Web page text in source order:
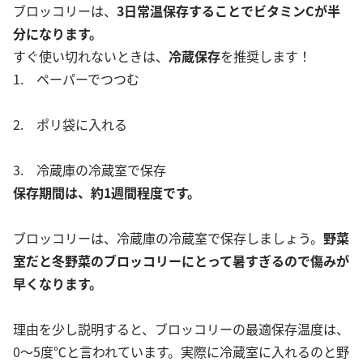
ブロッコリーは、 3日常温保存することでビタミンCが半
分になります。
すぐ使い切れないときは、 冷蔵保存を推奨します！
1. ペーパーでつつむ
2. ポリ袋に入れる
3. 冷蔵庫の冷蔵室で保存
保存期間は、約1週間程度です。
ブロッコリーは、冷蔵庫の冷蔵室で保存しましょう。 野菜
室だと冬野菜のブロッコリーにとって暑すぎるので傷みが
早くなります。
理由を少し説明すると、ブロッコリーの最適保存温度は、
0〜5度℃と言われています。実際に冷蔵室に入れるのと野